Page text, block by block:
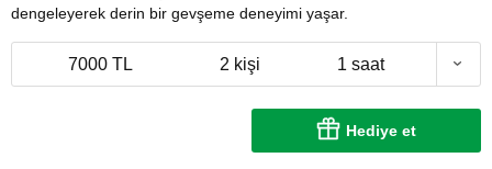
dengeleyerek derin bir gevşeme deneyimi yaşar.
7000 TL 2 kişi 1 saat
Hediye et